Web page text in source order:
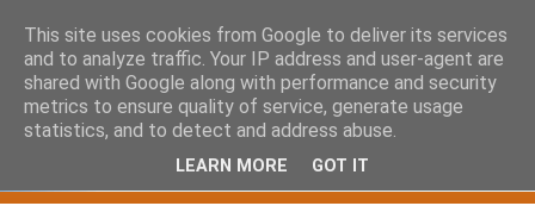
This site uses cookies from Google to deliver its services
and to analyze traffic. Your IP address and user-agent are
shared with Google along with performance and security
metrics to ensure quality of service, generate usage
statistics, and to detect and address abuse.
LEARN MORE GOT IT